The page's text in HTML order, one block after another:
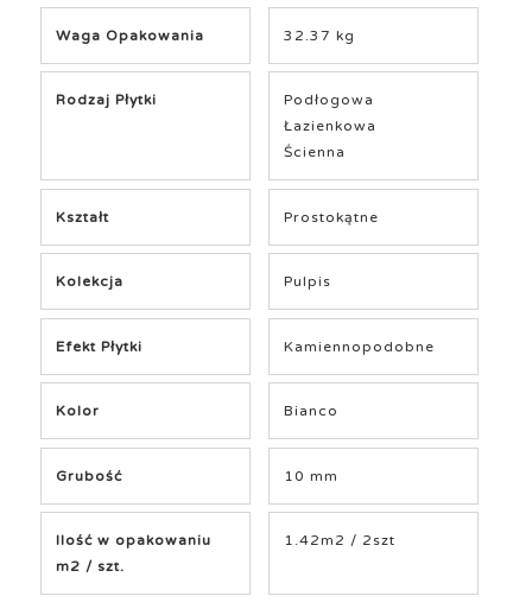
Waga Opakowania 32.37 kg
Rodzaj Płytki
Podłogowa
Łazienkowa
Ścienna
Kształt Prostokątne
Kolekcja Pulpis
Efekt Płytki Kamiennopodobne
Kolor Bianco
Grubość 10 mm
Ilość w opakowaniu
m2 / szt.
1.42m2 / 2szt